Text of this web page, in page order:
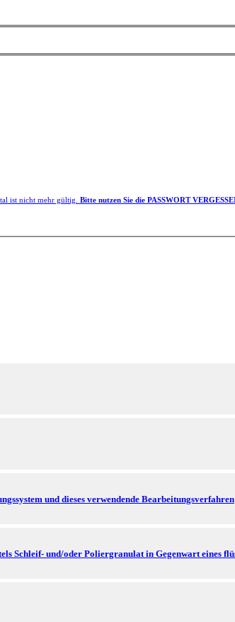
ist nicht mehr gültig. Bitte nutzen Sie die PASSWORT
und dieses verwendende Bearbeitungsverfahren
Schleif- und/oder Poliergranulat in Gegenwart eines